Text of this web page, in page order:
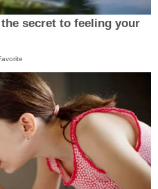
secret to feeling your